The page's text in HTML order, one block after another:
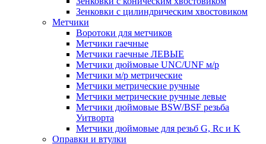
Зенковки с цилиндрическим хвостовиком
Метчики
Воротоки для метчиков
Метчики гаечные
Метчики гаечные ЛЕВЫЕ
Метчики дюймовые UNC/UNF м/р
Метчики м/р метрические
Метчики метрические ручные
Метчики метрические ручные левые
Метчики дюймовые BSW/BSF резьба
Уитворта
Метчики дюймовые для резьб G, Rc и K
Оправки и втулки